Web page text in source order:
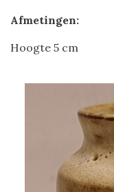
Afmetingen:
Hoogte 5 cm